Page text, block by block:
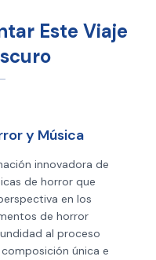
Este Viaje
y Música
innovadora de
de horror que
en los
de horror
al proceso
única e